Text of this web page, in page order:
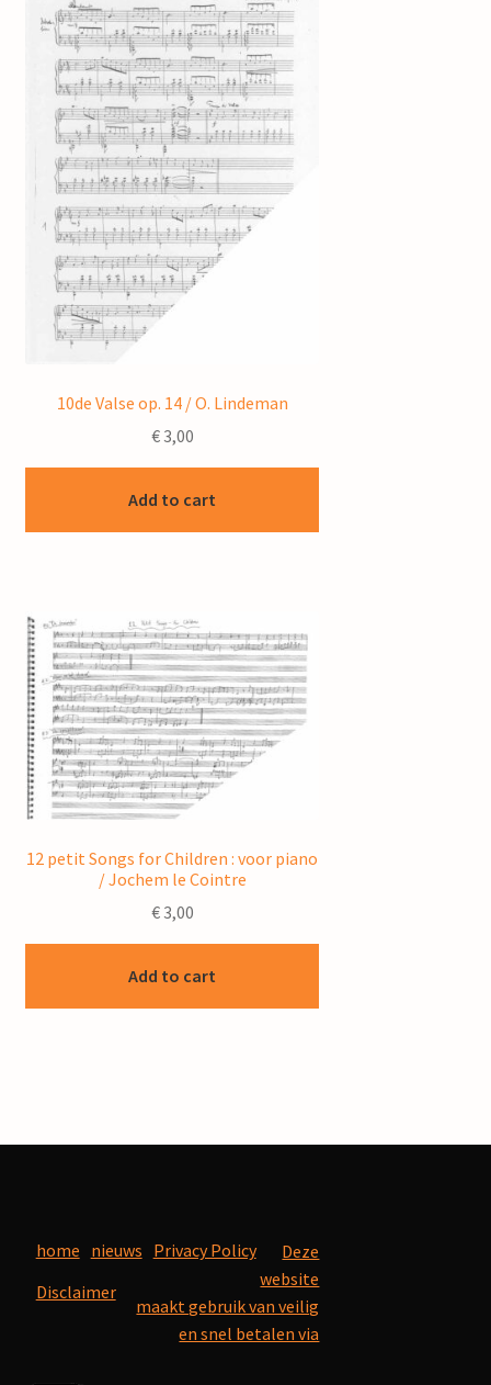
10de Valse op. 14 / O. Lindeman
€3,00
Add to cart
12 petit Songs for Children : voor piano
/ Jochem le Cointre
€3,00
Add to cart
home nieuws Privacy Policy
Disclaimer
Deze
website
maakt gebruik van veilig
en snel betalen via